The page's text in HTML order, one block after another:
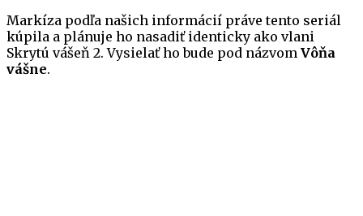
Markíza podľa našich informácií práve tento seriál
kúpila a plánuje ho nasadiť identicky ako vlani
Skrytú vášeň 2. Vysielať ho bude pod názvom Vôňa
vášne.